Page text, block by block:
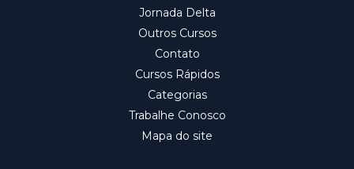
Jornada Delta
Outros Cursos
Contato
Cursos Rápidos
Categorias
Trabalhe Conosco
Mapa do site